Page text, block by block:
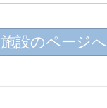
施設のページへ